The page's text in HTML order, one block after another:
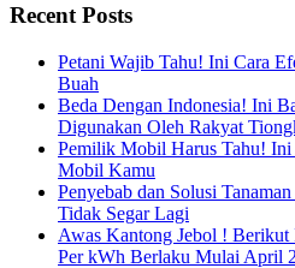
Recent Posts
Petani Wajib Tahu! Ini Cara
Buah
Beda Dengan Indonesia! Ini
Digunakan Oleh Rakyat
Pemilik Mobil Harus Tahu!
Mobil Kamu
Penyebab dan Solusi
Tidak Segar Lagi
Awas Kantong Jebol !
Per kWh Berlaku Mulai April